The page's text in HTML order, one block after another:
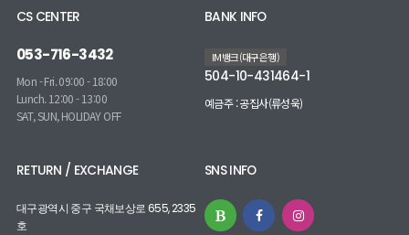
CS CENTER
053-716-3432
Mon - Fri. 09:00 - 18:00
Lunch. 12:00 - 13:00
SAT, SUN, HOLIDAY OFF
BANK INFO
IM뱅크(대구은행)
504-10-431464-1
예금주 : 공집사(류성욱)
RETURN / EXCHANGE
대구광역시 중구 국채보상로 655, 2335
호
SNS INFO